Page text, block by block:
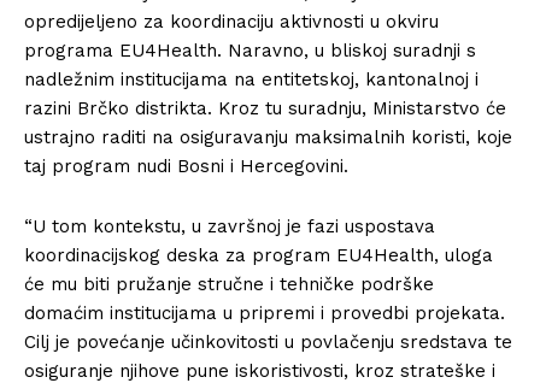
Impressum
opredijeljeno za koordinaciju aktivnosti u okviru
programa EU4Health. Naravno, u bliskoj suradnji s
nadležnim institucijama na entitetskoj, kantonalnoj i
razini Brčko distrikta. Kroz tu suradnju, Ministarstvo će
ustrajno raditi na osiguravanju maksimalnih koristi, koje
taj program nudi Bosni i Hercegovini.
“U tom kontekstu, u završnoj je fazi uspostava
koordinacijskog deska za program EU4Health, uloga
će mu biti pružanje stručne i tehničke podrške
domaćim institucijama u pripremi i provedbi projekata.
Cilj je povećanje učinkovitosti u povlačenju sredstava te
osiguranje njihove pune iskoristivosti, kroz strateške i